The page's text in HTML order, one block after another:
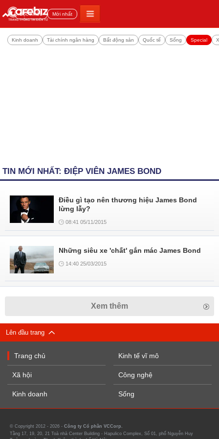
Đọc nhiều Mới nhất
Kinh doanh Tài chính ngân hàng Bất động sản Quốc tế Sống Special
TIN MỚI NHẤT: ĐIỆP VIÊN JAMES BOND
Điều gì tạo nên thương hiệu James Bond
lừng lẫy?
08:41 05/11/2015
Những siêu xe 'chất' gắn mác James Bond
14:40 25/03/2015
Xem thêm
Lên đầu trang
Trang chủ
Xã hội
Kinh doanh
Kinh tế vĩ mô
Công nghệ
Sống
© Copyright 2012 - 2026 - Công ty Cổ phần VCCorp.
Tầng 17, 19, 20, 21 Toà nhà Center Building - Hapulico Complex, Số 01, phố Nguyễn Huy